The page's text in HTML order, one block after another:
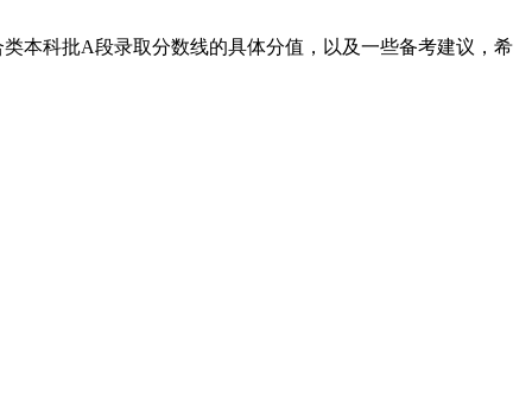
本科批A段录取分数线的具体分值，以及一些备考建议，希